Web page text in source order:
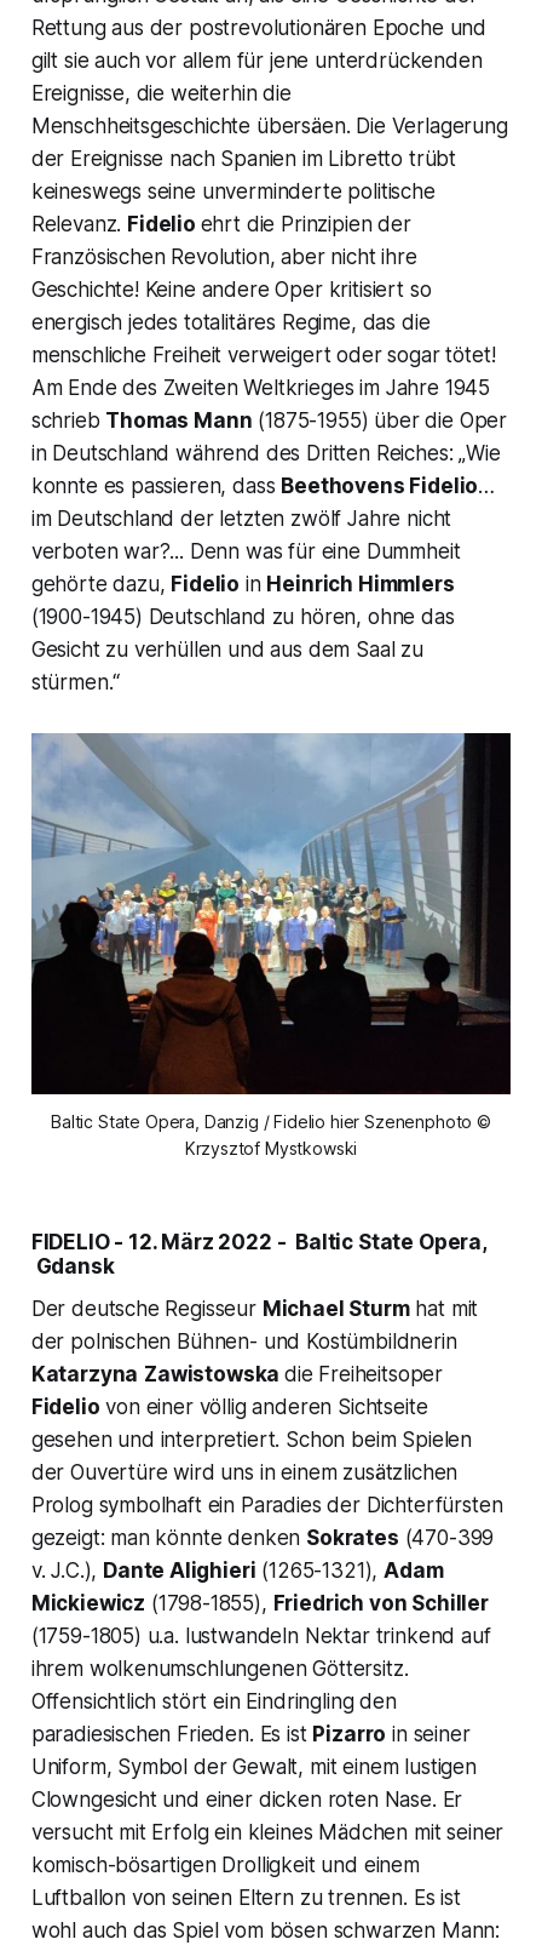
Rettung aus der postrevolutionären Epoche und
gilt sie auch vor allem für jene unterdrückenden
Ereignisse, die weiterhin die
Menschheitsgeschichte übersäen. Die Verlagerung
der Ereignisse nach Spanien im Libretto trübt
keineswegs seine unverminderte politische
Relevanz. Fidelio ehrt die Prinzipien der
Französischen Revolution, aber nicht ihre
Geschichte! Keine andere Oper kritisiert so
energisch jedes totalitäres Regime, das die
menschliche Freiheit verweigert oder sogar tötet!
Am Ende des Zweiten Weltkrieges im Jahre 1945
schrieb Thomas Mann (1875-1955) über die Oper
in Deutschland während des Dritten Reiches: „Wie
konnte es passieren, dass Beethovens Fidelio…
im Deutschland der letzten zwölf Jahre nicht
verboten war?... Denn was für eine Dummheit
gehörte dazu, Fidelio in Heinrich Himmlers
(1900-1945) Deutschland zu hören, ohne das
Gesicht zu verhüllen und aus dem Saal zu
stürmen.“
Baltic State Opera, Danzig / Fidelio hier Szenenphoto ©
Krzysztof Mystkowski
FIDELIO - 12. März 2022 - Baltic State Opera,
Gdansk
Der deutsche Regisseur Michael Sturmhat mit
der polnischen Bühnen- und Kostümbildnerin
Katarzyna Zawistowska die Freiheitsoper
Fidelio von einer völlig anderen Sichtseite
gesehen und interpretiert. Schon beim Spielen
der Ouvertüre wird uns in einem zusätzlichen
Prolog symbolhaft ein Paradies der Dichterfürsten
gezeigt: man könnte denken Sokrates (470-399
v. J.C.), Dante Alighieri (1265-1321),Adam
Mickiewicz (1798-1855), Friedrich von Schiller
(1759-1805) u.a. lustwandeln Nektar trinkend auf
ihrem wolkenumschlungenen Göttersitz.
Offensichtlich stört ein Eindringling den
paradiesischen Frieden. Es ist Pizarro in seiner
Uniform, Symbol der Gewalt, mit einem lustigen
Clowngesicht und einer dicken roten Nase. Er
versucht mit Erfolg ein kleines Mädchen mit seiner
komisch-bösartigen Drolligkeit und einem
Luftballon von seinen Eltern zu trennen. Es ist
wohl auch das Spiel vom bösen schwarzen Mann: